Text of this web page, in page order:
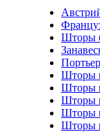
Шторы
Шторы
Шторы
Шторы
Шторы
Шторы